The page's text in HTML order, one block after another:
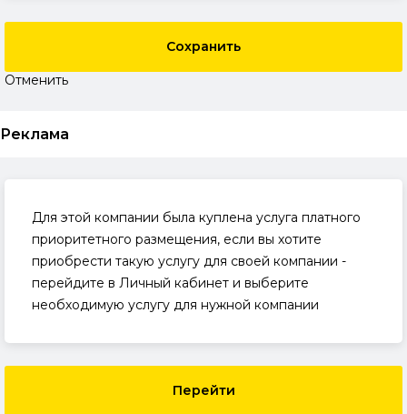
Сохранить
Отменить
Реклама
Для этой компании была куплена услуга платного
приоритетного размещения, если вы хотите
приобрести такую услугу для своей компании -
перейдите в Личный кабинет и выберите
необходимую услугу для нужной компании
Перейти